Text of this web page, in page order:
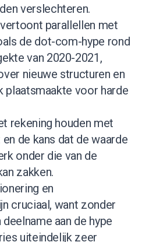
verslechteren.
parallellen met
de dot-com-hype rond
van 2020-2021,
nieuwe structuren en
plaatsmaakte voor harde
rekening houden met
de kans dat de waarde
onder die van de
zakken.
en
cruciaal, want zonder
aan de hype
uiteindelijk zeer